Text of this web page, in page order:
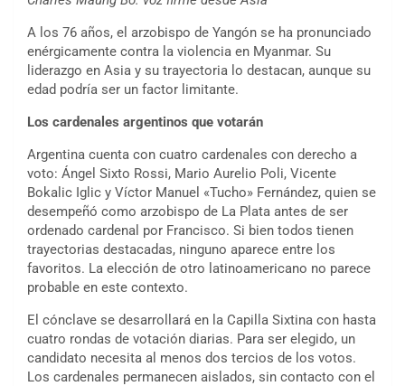
A los 76 años, el arzobispo de Yangón se ha pronunciado
enérgicamente contra la violencia en Myanmar. Su
liderazgo en Asia y su trayectoria lo destacan, aunque su
edad podría ser un factor limitante.
Los cardenales argentinos que votarán
Argentina cuenta con cuatro cardenales con derecho a
voto: Ángel Sixto Rossi, Mario Aurelio Poli, Vicente
Bokalic Iglic y Víctor Manuel «Tucho» Fernández, quien se
desempeñó como arzobispo de La Plata antes de ser
ordenado cardenal por Francisco. Si bien todos tienen
trayectorias destacadas, ninguno aparece entre los
favoritos. La elección de otro latinoamericano no parece
probable en este contexto.
El cónclave se desarrollará en la Capilla Sixtina con hasta
cuatro rondas de votación diarias. Para ser elegido, un
candidato necesita al menos dos tercios de los votos.
Los cardenales permanecen aislados, sin contacto con el